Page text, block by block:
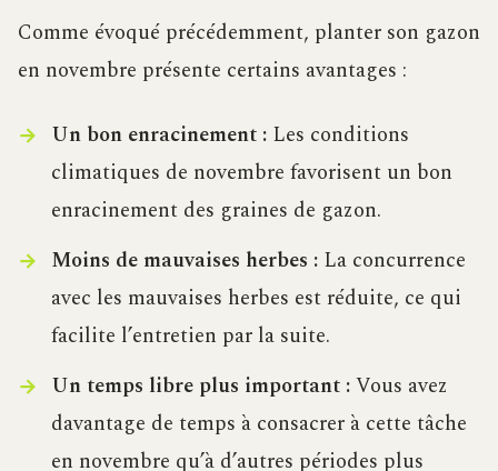
Comme évoqué précédemment, planter son gazon
en novembre présente certains avantages :
Un bon enracinement :Les conditions
climatiques de novembre favorisent un bon
enracinement des graines de gazon.
Moins de mauvaises herbes :La concurrence
avec les mauvaises herbes est réduite, ce qui
facilite l’entretien par la suite.
Un temps libre plus important :Vous avez
davantage de temps à consacrer à cette tâche
en novembre qu’à d’autres périodes plus